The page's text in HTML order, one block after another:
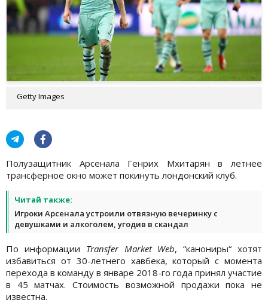
Getty Images
Полузащитник Арсенала Генрих Мхитарян в летнее
трансферное окно может покинуть лондонский клуб.
Читай также:
Игроки Арсенала устроили отвязную вечеринку с
девушками и алкоголем, угодив в скандал
По информации Transfer Market Web, “канониры“ хотят
избавиться от 30-летнего хавбека, который с момента
перехода в команду в январе 2018-го года принял участие
в 45 матчах. Стоимость возможной продажи пока не
известна.